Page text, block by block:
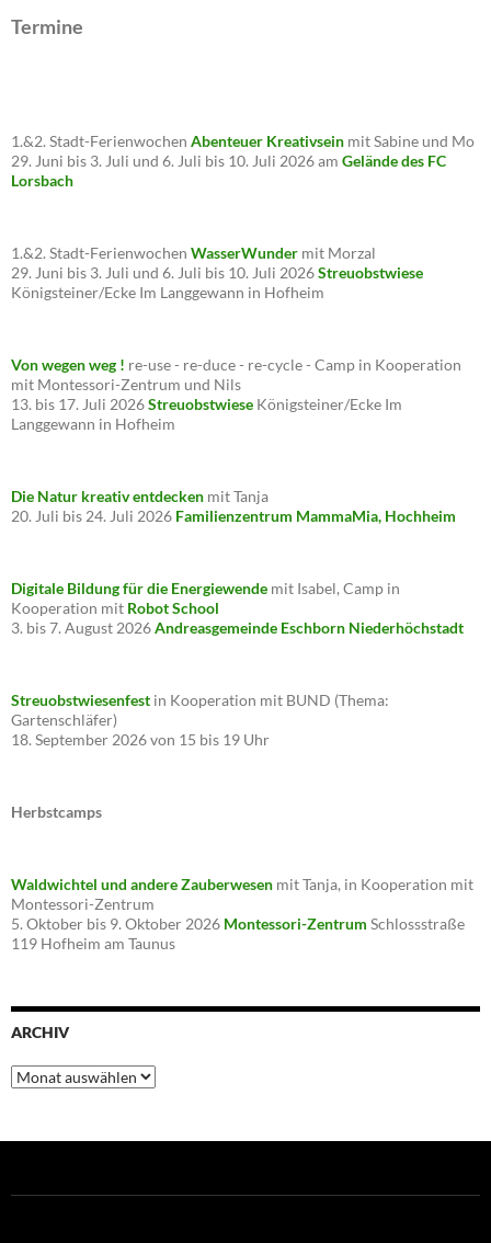
Termine
1.&2. Stadt-Ferienwochen Abenteuer Kreativsein mit Sabine und Mo
29. Juni bis 3. Juli und 6. Juli bis 10. Juli 2026 am Gelände des FC
Lorsbach
1.&2. Stadt-Ferienwochen WasserWunder mit Morzal
29. Juni bis 3. Juli und 6. Juli bis 10. Juli 2026Streuobstwiese
Königsteiner/Ecke Im Langgewann in Hofheim
Von wegen weg ! re-use - re-duce - re-cycle - Camp in Kooperation
mit Montessori-Zentrum und Nils
13. bis 17. Juli 2026Streuobstwiese Königsteiner/Ecke Im
Langgewann in Hofheim
Die Natur kreativ entdecken mit Tanja
20. Juli bis 24. Juli 2026 Familienzentrum MammaMia, Hochheim
Digitale Bildung für die Energiewende mit Isabel, Camp in
Kooperation mit Robot School
3. bis 7. August 2026Andreasgemeinde Eschborn Niederhöchstadt
Streuobstwiesenfest in Kooperation mit BUND (Thema:
Gartenschläfer)
18. September 2026 von 15 bis 19 Uhr
Herbstcamps
Waldwichtel und andere Zauberwesen mit Tanja, in Kooperation mit
Montessori-Zentrum
5. Oktober bis 9. Oktober 2026 Montessori-Zentrum Schlossstraße
119 Hofheim am Taunus
ARCHIV
Archiv